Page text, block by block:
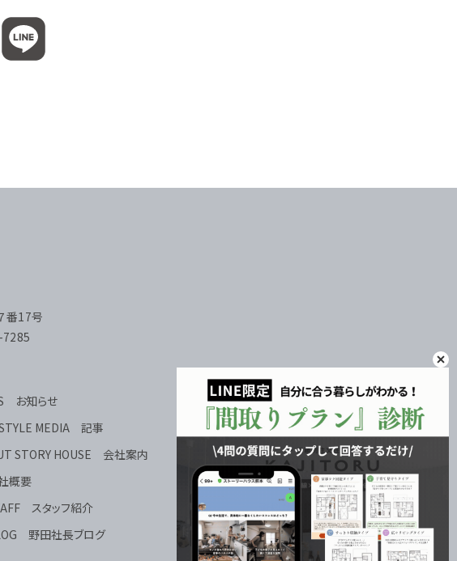
番17号
お知らせ
MEDIA 記事
STORY HOUSE 会社案内
概要
スタッフ紹介
野田社長ブログ
OFFICAL INSTAGRAM インスタグラム
CONTACT
－ モデルハウス見学会
－ お家づくり無料相談会
－ 資料請求
サイトマップ